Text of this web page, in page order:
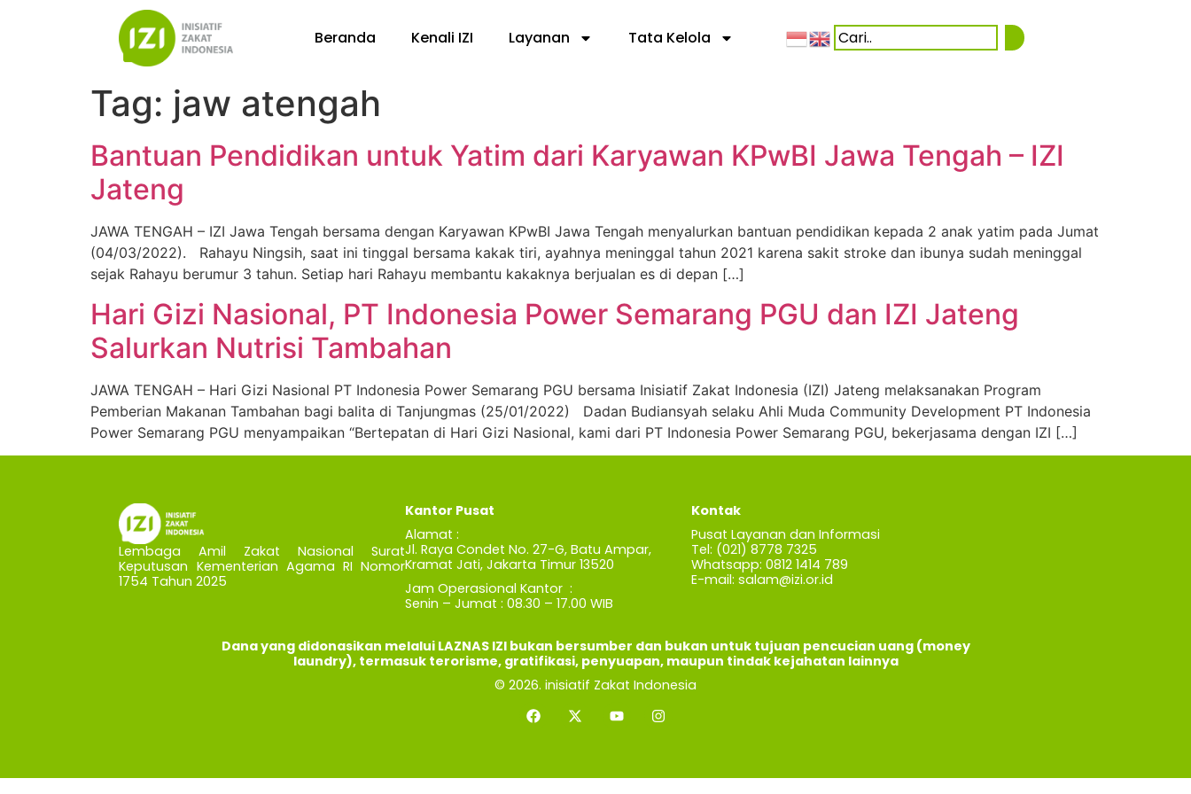
Beranda Kenali IZI Layanan Tata Kelola
Tag: jaw atengah
Bantuan Pendidikan untuk Yatim dari Karyawan KPwBI Jawa Tengah – IZI
Jateng
JAWA TENGAH – IZI Jawa Tengah bersama dengan Karyawan KPwBI Jawa Tengah menyalurkan bantuan pendidikan kepada 2 anak yatim pada Jumat
(04/03/2022). Rahayu Ningsih, saat ini tinggal bersama kakak tiri, ayahnya meninggal tahun 2021 karena sakit stroke dan ibunya sudah meninggal
sejak Rahayu berumur 3 tahun. Setiap hari Rahayu membantu kakaknya berjualan es di depan […]
Hari Gizi Nasional, PT Indonesia Power Semarang PGU dan IZI Jateng
Salurkan Nutrisi Tambahan
JAWA TENGAH – Hari Gizi Nasional PT Indonesia Power Semarang PGU bersama Inisiatif Zakat Indonesia (IZI) Jateng melaksanakan Program
Pemberian Makanan Tambahan bagi balita di Tanjungmas (25/01/2022) Dadan Budiansyah selaku Ahli Muda Community Development PT Indonesia
Power Semarang PGU menyampaikan “Bertepatan di Hari Gizi Nasional, kami dari PT Indonesia Power Semarang PGU, bekerjasama dengan IZI […]
Lembaga Amil Zakat Nasional Surat
Keputusan Kementerian Agama RI Nomor
1754 Tahun 2025
Kantor Pusat
Alamat :
Jl. Raya Condet No. 27-G, Batu Ampar,
Kramat Jati, Jakarta Timur 13520
Jam Operasional Kantor :
Senin – Jumat : 08.30 – 17.00 WIB
Kontak
Pusat Layanan dan Informasi
Tel: (021) 8778 7325
Whatsapp: 0812 1414 789
E-mail: salam@izi.or.id
Dana yang didonasikan melalui LAZNAS IZI bukan bersumber dan bukan untuk tujuan pencucian uang (money
laundry), termasuk terorisme, gratifikasi, penyuapan, maupun tindak kejahatan lainnya
© 2026. inisiatif Zakat Indonesia